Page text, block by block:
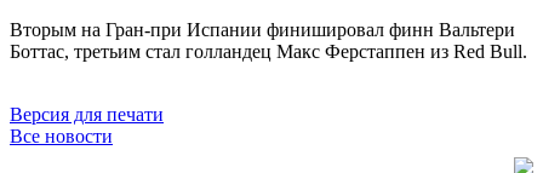
Вторым на Гран-при Испании финишировал финн Вальтери
Боттас, третьим стал голландец Макс Ферстаппен из Red Bull.
Версия для печати
Все новости